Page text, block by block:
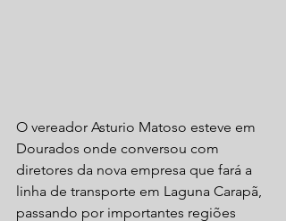
O vereador Asturio Matoso esteve em
Dourados onde conversou com
diretores da nova empresa que fará a
linha de transporte em Laguna Carapã,
passando por importantes regiões